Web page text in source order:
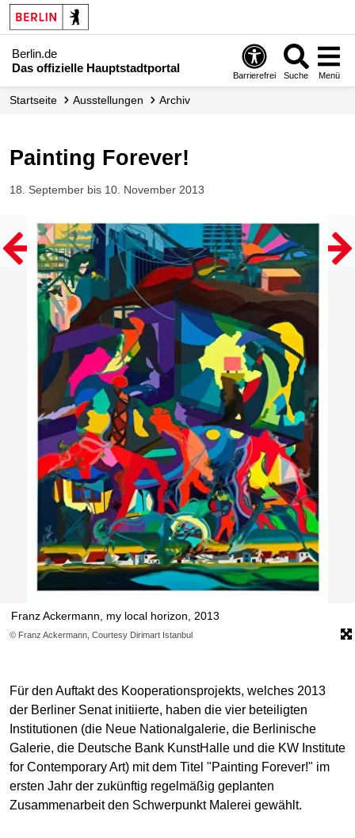
Berlin.de
Das offizielle Hauptstadtportal
Barrierefrei Suche Menü
Startseite Ausstellungen Archiv
Painting Forever!
18. September bis 10. November 2013
© Franz Ackermann, Courtesy Dirimart Istanbul
Franz Ackermann, my local horizon, 2013
Für den Auftakt des Kooperationsprojekts, welches 2013
der Berliner Senat initiierte, haben die vier beteiligten
Institutionen (die Neue Nationalgalerie, die Berlinische
Galerie, die Deutsche Bank KunstHalle und die KW Institute
for Contemporary Art) mit dem Titel "Painting Forever!" im
ersten Jahr der zukünftig regelmäßig geplanten
Zusammenarbeit den Schwerpunkt Malerei gewählt.